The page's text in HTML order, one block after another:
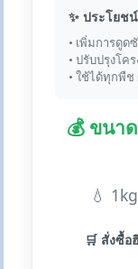
✨ ประโยช
• เพิ่มการดูด
• ปรับปรุงโค
• ใช้ได้ทุกพื
💰 ขนา
💧
🛒 สั่งซื้อ